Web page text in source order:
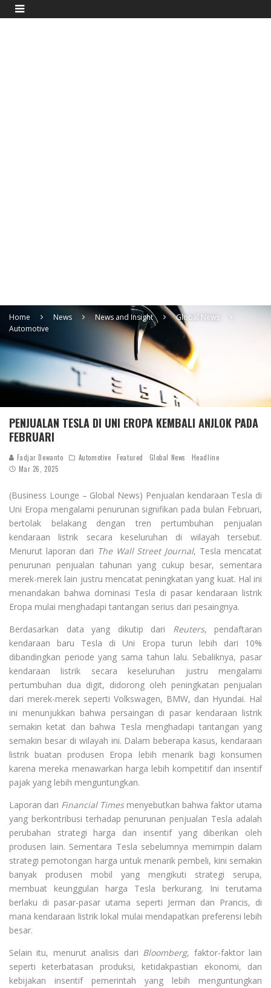
Home News News and Insight
Global News
Automotive
PENJUALAN TESLA DI UNI EROPA KEMBALI ANJLOK PADA
FEBRUARI
Fadjar Dewanto Automotive Featured Global News
Headline
Mar 26, 2025
(Business Lounge – Global News) Penjualan kendaraan Tesla di
Uni Eropa mengalami penurunan signifikan pada bulan Februari,
bertolak belakang dengan tren pertumbuhan penjualan
kendaraan listrik secara keseluruhan di wilayah tersebut.
Menurut laporan dari The Wall Street Journal, Tesla mencatat
penurunan penjualan tahunan yang cukup besar, sementara
merek-merek lain justru mencatat peningkatan yang kuat. Hal ini
menandakan bahwa dominasi Tesla di pasar kendaraan listrik
Eropa mulai menghadapi tantangan serius dari pesaingnya.
Berdasarkan data yang dikutip dari Reuters, pendaftaran
kendaraan baru Tesla di Uni Eropa turun lebih dari 10%
dibandingkan periode yang sama tahun lalu. Sebaliknya, pasar
kendaraan listrik secara keseluruhan justru mengalami
pertumbuhan dua digit, didorong oleh peningkatan penjualan
dari merek-merek seperti Volkswagen, BMW, dan Hyundai. Hal
ini menunjukkan bahwa persaingan di pasar kendaraan listrik
semakin ketat dan bahwa Tesla menghadapi tantangan yang
semakin besar di wilayah ini. Dalam beberapa kasus, kendaraan
listrik buatan produsen Eropa lebih menarik bagi konsumen
karena mereka menawarkan harga lebih kompetitif dan insentif
pajak yang lebih menguntungkan.
Laporan dari Financial Timesmenyebutkan bahwa faktor utama
yang berkontribusi terhadap penurunan penjualan Tesla adalah
perubahan strategi harga dan insentif yang diberikan oleh
produsen lain. Sementara Tesla sebelumnya memimpin dalam
strategi pemotongan harga untuk menarik pembeli, kini semakin
banyak produsen mobil yang mengikuti strategi serupa,
membuat keunggulan harga Tesla berkurang. Ini terutama
berlaku di pasar-pasar utama seperti Jerman dan Prancis, di
mana kendaraan listrik lokal mulai mendapatkan preferensi lebih
besar.
Selain itu, menurut analisis dari Bloomberg, faktor-faktor lain
seperti keterbatasan produksi, ketidakpastian ekonomi, dan
kebijakan insentif pemerintah yang lebih menguntungkan